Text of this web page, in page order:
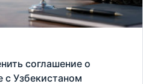
соглашение о
с Узбекистаном